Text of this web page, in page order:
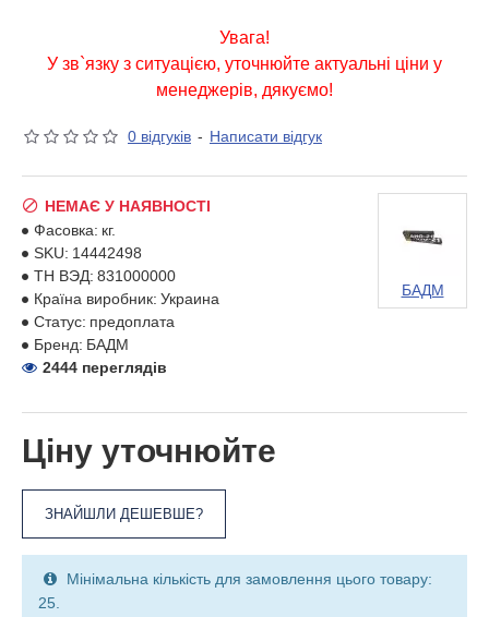
Увага!
У зв`язку з ситуацією, уточнюйте актуальні ціни у
менеджерів, дякуємо!
0 відгуків - Написати відгук
Ціну уточнюйте
ЗНАЙШЛИ ДЕШЕВШЕ?
НЕМАЄ У НАЯВНОСТІ
Фасовка: кг.
SKU: 14442498
ТН ВЭД: 831000000
Країна виробник: Украина
Статус: предоплата
Бренд: БАДМ
БАДМ
2444 переглядів
Мінімальна кількість для замовлення цього товару:
25.